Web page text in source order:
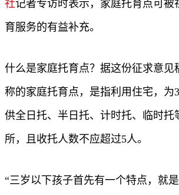
社记者专访时表示，家庭托育点可被
育服务的有益补充。
什么是家庭托育点？据这份征求意见
称的家庭托育点，是指利用住宅，为
供全日托、半日托、计时托、临时托
所，且收托人数不应超过5人。
“三岁以下孩子首先有一个特点，就